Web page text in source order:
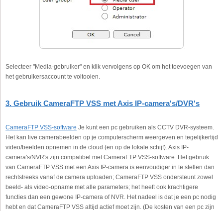
Selecteer "Media-gebruiker" en klik vervolgens op OK om het toevoegen van
het gebruikersaccount te voltooien.
3. Gebruik CameraFTP VSS met Axis IP-camera's/DVR's
CameraFTP VSS-software Je kunt een pc gebruiken als CCTV DVR-systeem.
Het kan live camerabeelden op je computerscherm weergeven en tegelijkertijd
video/beelden opnemen in de cloud (en op de lokale schijf). Axis IP-
camera's/NVR's zijn compatibel met CameraFTP VSS-software. Het gebruik
van CameraFTP VSS met een Axis IP-camera is eenvoudiger in te stellen dan
rechtstreeks vanaf de camera uploaden; CameraFTP VSS ondersteunt zowel
beeld- als video-opname met alle parameters; het heeft ook krachtigere
functies dan een gewone IP-camera of NVR. Het nadeel is dat je een pc nodig
hebt en dat CameraFTP VSS altijd actief moet zijn. (De kosten van een pc zijn